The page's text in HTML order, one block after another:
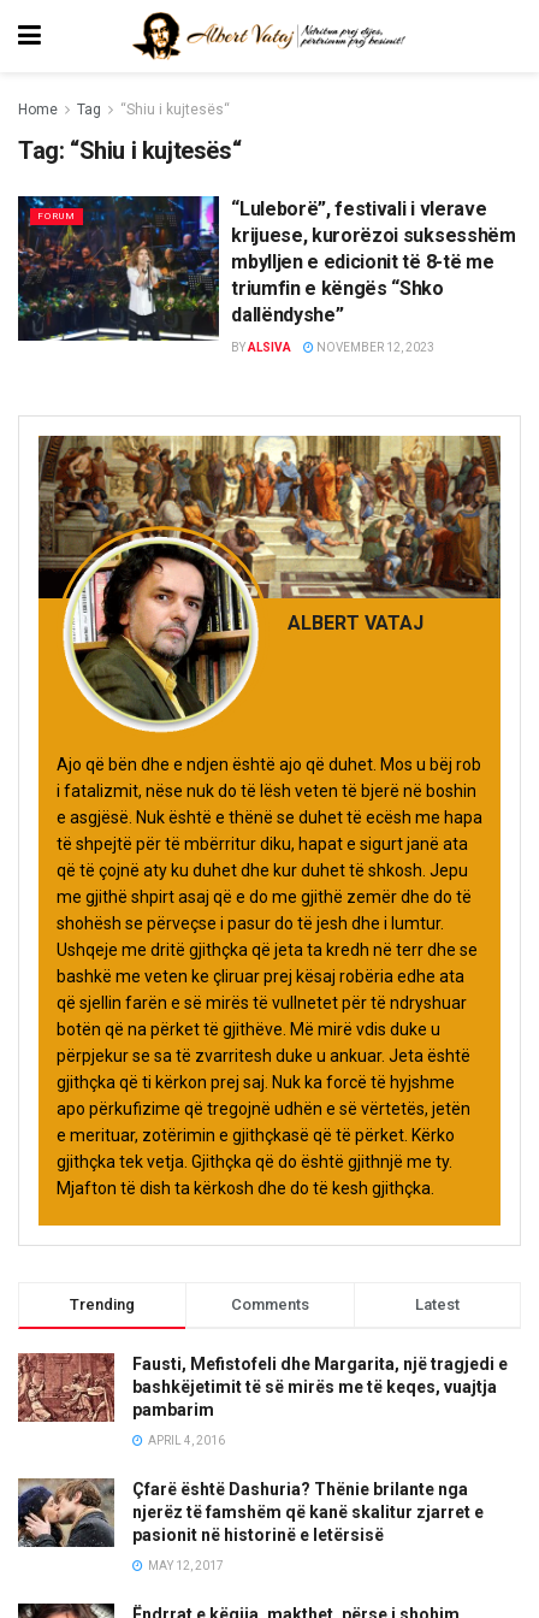
Home Tag “Shiu i kujtesës“
Tag: “Shiu i kujtesës“
FORUM
“Luleborë”, festivali i vlerave
krijuese, kurorëzoi suksesshëm
mbylljen e edicionit të 8-të me
triumfin e këngës “Shko
dallëndyshe”
BYALSIVA NOVEMBER 12, 2023
ALBERT VATAJ
Ajo që bën dhe e ndjen është ajo që duhet. Mos u bëj rob
i fatalizmit, nëse nuk do të lësh veten të bjerë në boshin
e asgjësë. Nuk është e thënë se duhet të ecësh me hapa
të shpejtë për të mbërritur diku, hapat e sigurt janë ata
që të çojnë aty ku duhet dhe kur duhet të shkosh. Jepu
me gjithë shpirt asaj që e do me gjithë zemër dhe do të
shohësh se përveçse i pasur do të jesh dhe i lumtur.
Ushqeje me dritë gjithçka që jeta ta kredh në terr dhe se
bashkë me veten ke çliruar prej kësaj robëria edhe ata
që sjellin farën e së mirës të vullnetet për të ndryshuar
botën që na përket të gjithëve. Më mirë vdis duke u
përpjekur se sa të zvarritesh duke u ankuar. Jeta është
gjithçka që ti kërkon prej saj. Nuk ka forcë të hyjshme
apo përkufizime që tregojnë udhën e së vërtetës, jetën
e merituar, zotërimin e gjithçkasë që të përket. Kërko
gjithçka tek vetja. Gjithçka që do është gjithnjë me ty.
Mjafton të dish ta kërkosh dhe do të kesh gjithçka.
Trending Comments Latest
Fausti, Mefistofeli dhe Margarita, një tragjedi e
bashkëjetimit të së mirës me të keqes, vuajtja
pambarim
APRIL 4, 2016
Çfarë është Dashuria? Thënie brilante nga
njerëz të famshëm që kanë skalitur zjarret e
pasionit në historinë e letërsisë
MAY 12, 2017